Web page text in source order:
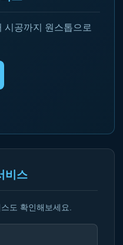
시공까지 원스톱으로
비스
도 확인해보세요.